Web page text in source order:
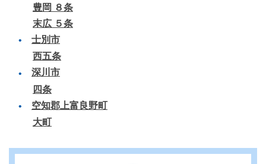
豊岡 ８条
末広 ５条
士別市
西五条
深川市
四条
空知郡上富良野町
大町